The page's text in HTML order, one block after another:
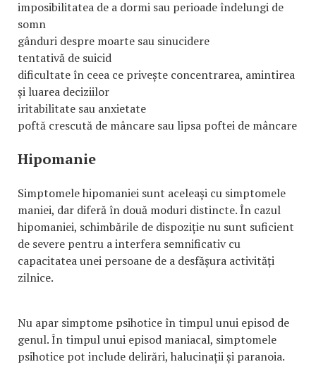
imposibilitatea de a dormi sau perioade îndelungi de
somn
gânduri despre moarte sau sinucidere
tentativă de suicid
dificultate în ceea ce privește concentrarea, amintirea
și luarea deciziilor
iritabilitate sau anxietate
poftă crescută de mâncare sau lipsa poftei de mâncare
Hipomanie
Simptomele hipomaniei sunt aceleași cu simptomele
maniei, dar diferă în două moduri distincte. În cazul
hipomaniei, schimbările de dispoziție nu sunt suficient
de severe pentru a interfera semnificativ cu
capacitatea unei persoane de a desfășura activități
zilnice.
Nu apar simptome psihotice în timpul unui episod de
genul. În timpul unui episod maniacal, simptomele
psihotice pot include delirări, halucinații și paranoia.